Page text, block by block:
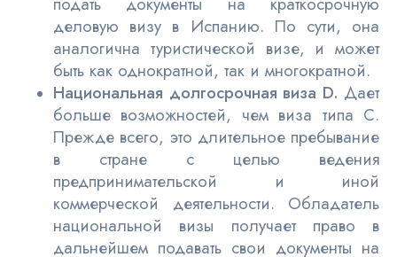
деловую визу в Испанию. По сути, она
аналогична туристической визе, и может
быть как однократной, так и многократной.
Национальная долгосрочная виза D. Дает
больше возможностей, чем виза типа С.
Прежде всего, это длительное пребывание
в стране с целью ведения
предпринимательской и иной
коммерческой деятельности. Обладатель
национальной визы получает право в
дальнейшем подавать свои документы на